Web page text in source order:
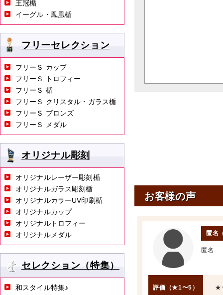
お客様の声
匿名
匿名
評価（★1〜5）
王冠楯
イーグル・鳳凰楯
フリーセレクション
フリーＳ カップ
フリーＳ トロフィー
フリーＳ 楯
フリーＳ クリスタル・ガラス楯
フリーＳ ブロンズ
フリーＳ メダル
オリジナル彫刻
オリジナルレーザー彫刻楯
オリジナルガラス彫刻楯
オリジナルカラーUV印刷楯
オリジナルカップ
オリジナルトロフィー
オリジナルメダル
セレクション（特集）
和スタイル特集♪